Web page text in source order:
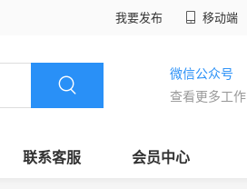
我要发布 移动端
微信公众号
查看更多工作
联系客服 会员中心